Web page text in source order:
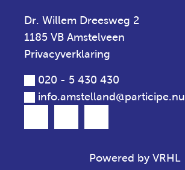
Dr. Willem Dreesweg 2
1185 VB Amstelveen
Privacyverklaring
020 - 5 430 430
info.amstelland@participe.nu
Powered by VRHL